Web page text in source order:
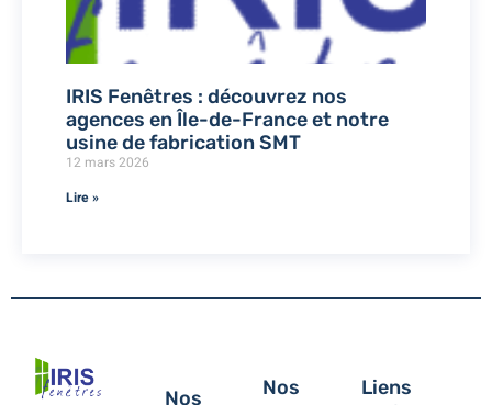
IRIS Fenêtres : découvrez nos
agences en Île-de-France et notre
usine de fabrication SMT
12 mars 2026
Lire »
Nos
Nos
Liens